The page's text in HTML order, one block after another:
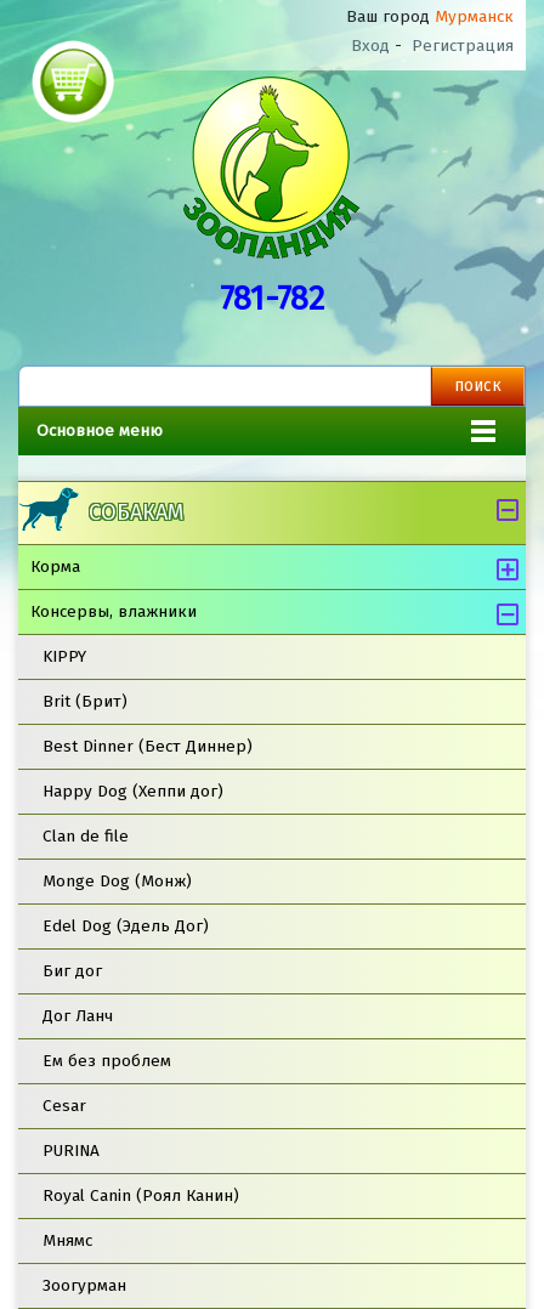
Ваш город Мурманск
Вход - Регистрация
781-782
Основное меню
СОБАКАМ
Корма
Консервы, влажники
KIPPY
Brit (Брит)
Best Dinner (Бест Диннер)
Happy Dog (Хеппи дог)
Clan de file
Monge Dog (Монж)
Edel Dog (Эдель Дог)
Биг дог
Дог Ланч
Ем без проблем
Cesar
PURINA
Royal Canin (Роял Канин)
Мнямс
Зоогурман